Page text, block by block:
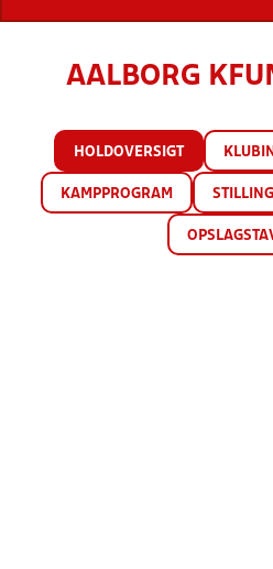
AALBORG
HOLDOVERSIGT
KAMPPROGRAM